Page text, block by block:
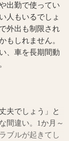
出勤で使ってい
人もいるでしょ
外出も制限され
もしれません。
、車を長期間動
夫でしょう」と
間違い。1か月～
ブルが起きてし